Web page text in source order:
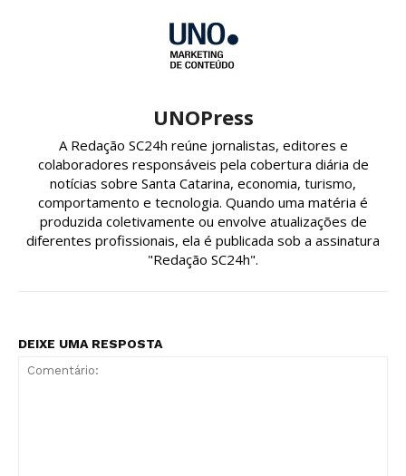
UNOPress
A Redação SC24h reúne jornalistas, editores e
colaboradores responsáveis pela cobertura diária de
notícias sobre Santa Catarina, economia, turismo,
comportamento e tecnologia. Quando uma matéria é
produzida coletivamente ou envolve atualizações de
diferentes profissionais, ela é publicada sob a assinatura
"Redação SC24h".
DEIXE UMA RESPOSTA